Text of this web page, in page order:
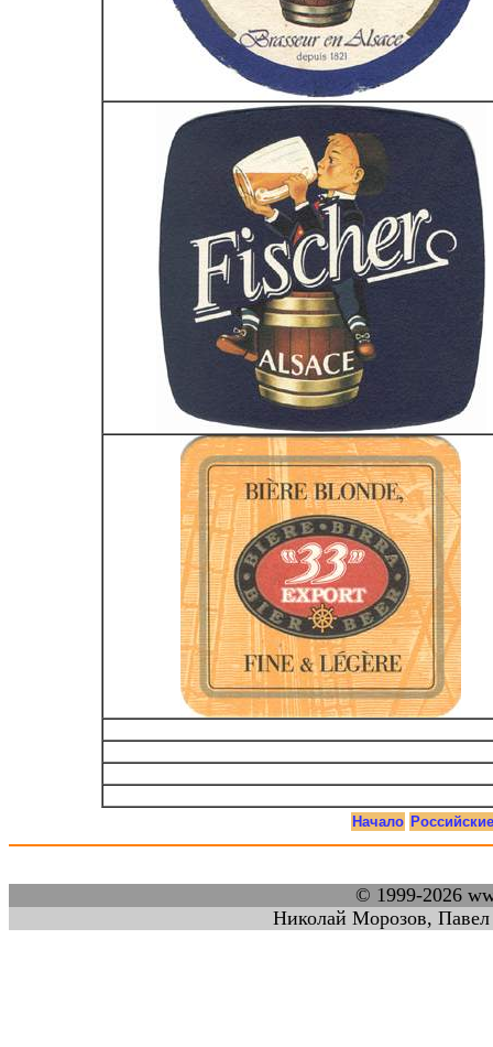
Начало Российские
© 1999-2026
Николай Морозов,